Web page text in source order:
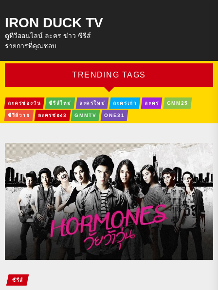
IRON DUCK TV
ดูทีวีออนไลน์ ละคร ข่าว ซีรีส์
รายการที่คุณชอบ
TRENDING TAGS
ละครช่องวัน ซีรีส์ใหม่ ละครใหม่ ละครเก่า ละคร GMM25
ซีรีส์วาย ละครช่อง3 GMMTV ONE31
ซีรีส์